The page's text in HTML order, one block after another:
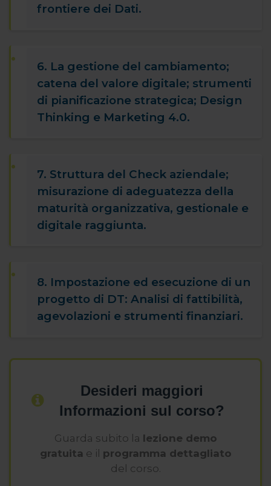
frontiere dei Dati.
6. La gestione del cambiamento;
catena del valore digitale; strumenti
di pianificazione strategica; Design
Thinking e Marketing 4.0.
7. Struttura del Check aziendale;
misurazione di adeguatezza della
maturità organizzativa, gestionale e
digitale raggiunta.
8. Impostazione ed esecuzione di un
progetto di DT: Analisi di fattibilità,
agevolazioni e strumenti finanziari.
Desideri maggiori
Informazioni sul corso?
Guarda subito la lezione demo
gratuita e il programma dettagliato
del corso.